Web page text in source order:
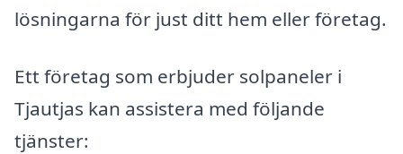
lösningarna för just ditt hem eller företag.
Ett företag som erbjuder solpaneler i
Tjautjas kan assistera med följande
tjänster: